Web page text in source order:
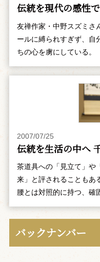
伝統を現代の感性
友禅作家・中野スズミさ
ールに縛られすぎず、自
ちの心を虜にしている。
2007/07/25
伝統を生活の中へ
茶道具への「見立て」や
来」と評されることもあ
腰とは対照的に持つ、確
バックナンバー